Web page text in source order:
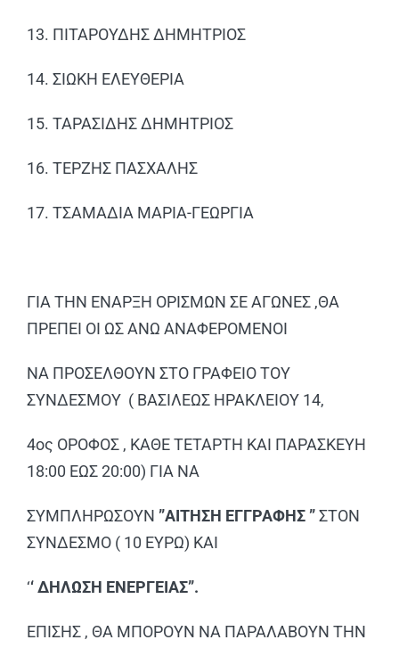
13. ΠΙΤΑΡΟΥΔΗΣ ΔΗΜΗΤΡΙΟΣ
14. ΣΙΩΚΗ ΕΛΕΥΘΕΡΙΑ
15. ΤΑΡΑΣΙΔΗΣ ΔΗΜΗΤΡΙΟΣ
16. ΤΕΡΖΗΣ ΠΑΣΧΑΛΗΣ
17. ΤΣΑΜΑΔΙΑ ΜΑΡΙΑ-ΓΕΩΡΓΙΑ
ΓΙΑ ΤΗΝ ΕΝΑΡΞΗ ΟΡΙΣΜΩΝ ΣΕ ΑΓΩΝΕΣ ,ΘΑ
ΠΡΕΠΕΙ ΟΙ ΩΣ ΑΝΩ ΑΝΑΦΕΡΟΜΕΝΟΙ
ΝΑ ΠΡΟΣΕΛΘΟΥΝ ΣΤΟ ΓΡΑΦΕΙΟ ΤΟΥ
ΣΥΝΔΕΣΜΟΥ ( ΒΑΣΙΛΕΩΣ ΗΡΑΚΛΕΙΟΥ 14,
4ος ΟΡΟΦΟΣ , ΚΑΘΕ ΤΕΤΑΡΤΗ ΚΑΙ ΠΑΡΑΣΚΕΥΗ
18:00 ΕΩΣ 20:00) ΓΙΑ ΝΑ
ΣΥΜΠΛΗΡΩΣΟΥΝ ”ΑΙΤΗΣΗ ΕΓΓΡΑΦΗΣ ”ΣΤΟΝ
ΣΥΝΔΕΣΜΟ ( 10 ΕΥΡΩ) ΚΑΙ
‘‘ ΔΗΛΩΣΗ ΕΝΕΡΓΕΙΑΣ”.
ΕΠΙΣΗΣ , ΘΑ ΜΠΟΡΟΥΝ ΝΑ ΠΑΡΑΛΑΒΟΥΝ ΤΗΝ